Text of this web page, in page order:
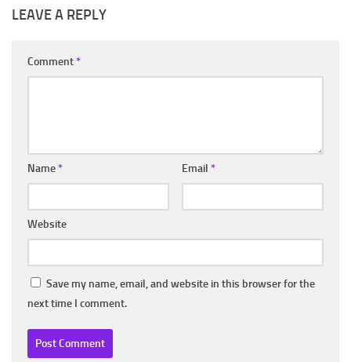
LEAVE A REPLY
Comment*
Name* Email *
Website
Save my name, email, and website in this browser for the
next time I comment.